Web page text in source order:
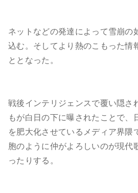
ネットなどの発達によって雪崩の
込む。そしてより熱のこもった情
ととなった。
戦後インテリジェンスで覆い隠さ
もが白日の下に曝されたことで、
を肥大化させているメディア界隈
胞のように仲がよろしいのが現代
ったりする。